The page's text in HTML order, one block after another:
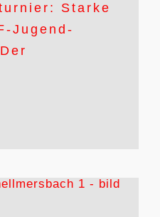
Starke
Jugend-